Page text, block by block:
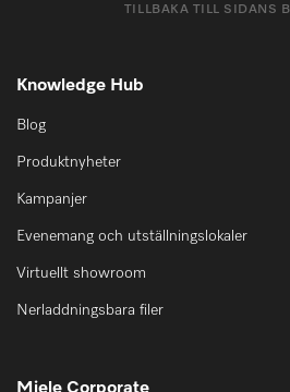
TILLBAKA TILL SIDANS
Knowledge Hub
Blog
Produktnyheter
Kampanjer
Evenemang och utställningslokaler
Virtuellt showroom
Nerladdningsbara filer